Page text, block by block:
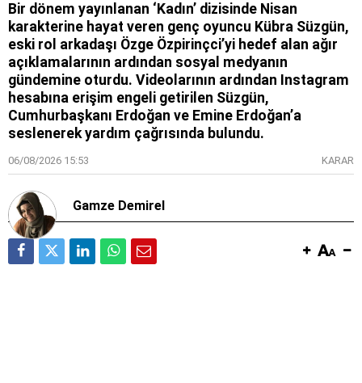
Bir dönem yayınlanan ‘Kadın’ dizisinde Nisan
karakterine hayat veren genç oyuncu Kübra Süzgün,
eski rol arkadaşı Özge Özpirinçci’yi hedef alan ağır
açıklamalarının ardından sosyal medyanın
gündemine oturdu. Videolarının ardından Instagram
hesabına erişim engeli getirilen Süzgün,
Cumhurbaşkanı Erdoğan ve Emine Erdoğan’a
seslenerek yardım çağrısında bulundu.
06/08/2026 15:53 KARAR
Gamze Demirel